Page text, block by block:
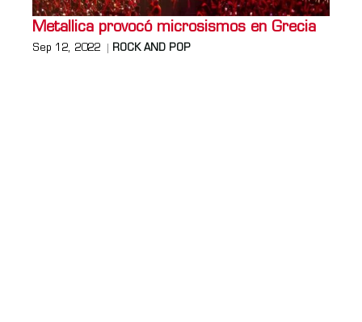
Metallica provocó microsismos en Grecia
Sep 12, 2022 ROCK AND POP